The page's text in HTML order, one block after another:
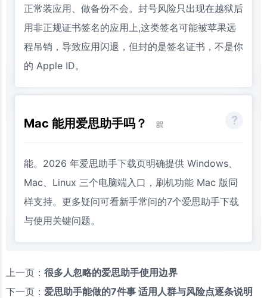
正常装应用、做备份不会。封号风险只出现在越狱后
用非正规证书签名的应用上,这类签名可能被苹果远
程吊销，导致应用闪退，但封的是签名证书，不是你
的 Apple ID。
Mac 能用爱思助手吗？
能。2026 年爱思助手下载页明确提供 Windows、
Mac、Linux 三个电脑端入口，刷机功能 Mac 版同
样支持。更多疑问可看新手常问的7个爱思助手下载
与使用关键问题。
上一页： 很多人忽略的爱思助手使用边界
下一页： 爱思助手能做的7件事 适用人群与风险点逐条说明